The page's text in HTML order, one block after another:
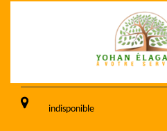
indisponible